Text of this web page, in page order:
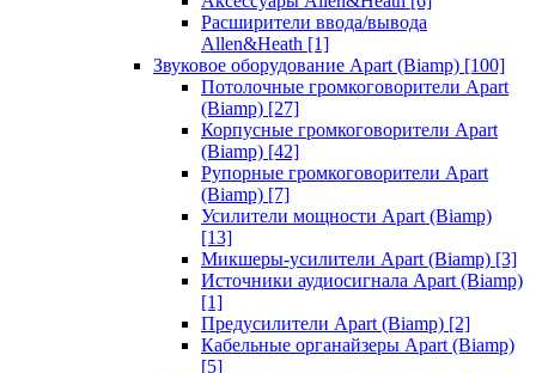
Расширители ввода/вывода
Allen&Heath [1]
Звуковое оборудование Apart (Biamp) [100]
Потолочные громкоговорители Apart
(Biamp) [27]
Корпусные громкоговорители Apart
(Biamp) [42]
Рупорные громкоговорители Apart
(Biamp) [7]
Усилители мощности Apart (Biamp)
[13]
Микшеры-усилители Apart (Biamp) [3]
Источники аудиосигнала Apart (Biamp)
[1]
Предусилители Apart (Biamp) [2]
Кабельные органайзеры Apart (Biamp)
[5]